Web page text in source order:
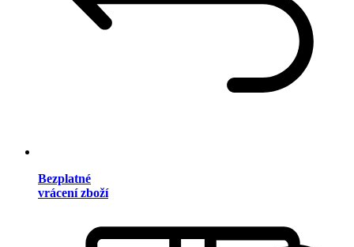
Bezplatné
vrácení zboží